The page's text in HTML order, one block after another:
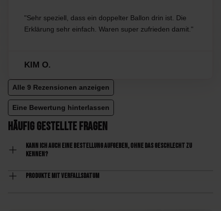
"Sehr speziell, dass ein doppelter Ballon drin ist. Die
Erklärung sehr einfach. Waren super zufrieden damit."
KIM O.
Alle 9 Rezensionen anzeigen
Eine Bewertung hinterlassen
Häufig gestellte Fragen
Kann ich auch eine Bestellung aufgeben, ohne das Geschlecht zu
kennen?
Produkte mit Verfallsdatum